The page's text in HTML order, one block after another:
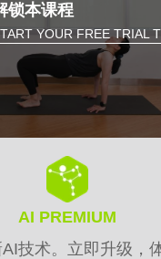
锁本课程
YOUR FREE TRIAL
AI PREMIUM
技术。立即升级，